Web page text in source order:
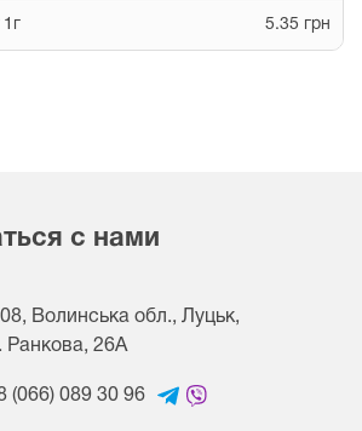
5.35 грн
с нами
Волинська обл., Луцьк,
Ранкова, 26A
(066) 089 30 96